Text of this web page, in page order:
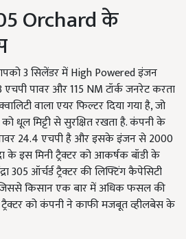
Orchard के
आपको 3 सिलेंडर में High Powered इंजन
पावर और 115 NM टॉर्क जनरेट करता
वाला एयर फिल्टर दिया गया है, जो
धूल मिट्टी से सुरक्षित रखता है. कंपनी के
24.4 एचपी है और इसके इंजन से 2000
के इस मिनी ट्रैक्टर को आकर्षक बॉडी के
305 ऑर्चर्ड ट्रैक्टर की लिफ्टिंग कैपेसिटी
जिससे किसान एक बार में अधिक फसल की
को कंपनी ने काफी मजबूत व्हीलबेस के